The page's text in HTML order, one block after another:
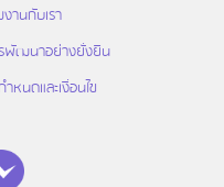
านกับเรา
พัฒนาอย่างยั่งยืน
หนดและเงื่อนไข